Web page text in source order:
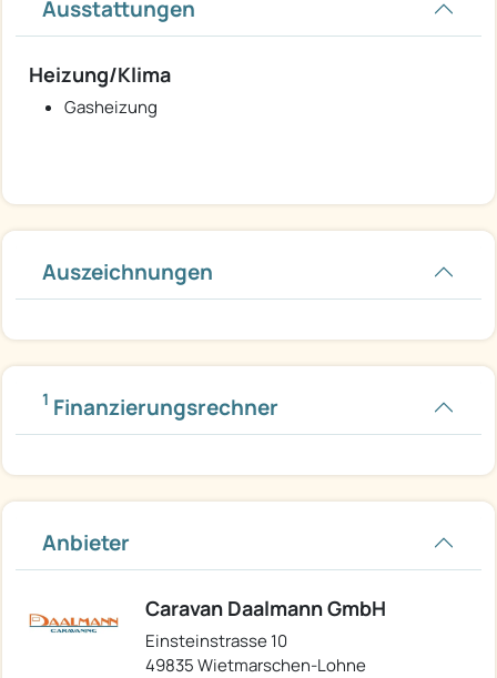
Ausstattungen
Heizung/Klima
Gasheizung
Auszeichnungen
1 Finanzierungsrechner
Anbieter
Caravan Daalmann GmbH
Einsteinstrasse 10
49835 Wietmarschen-Lohne